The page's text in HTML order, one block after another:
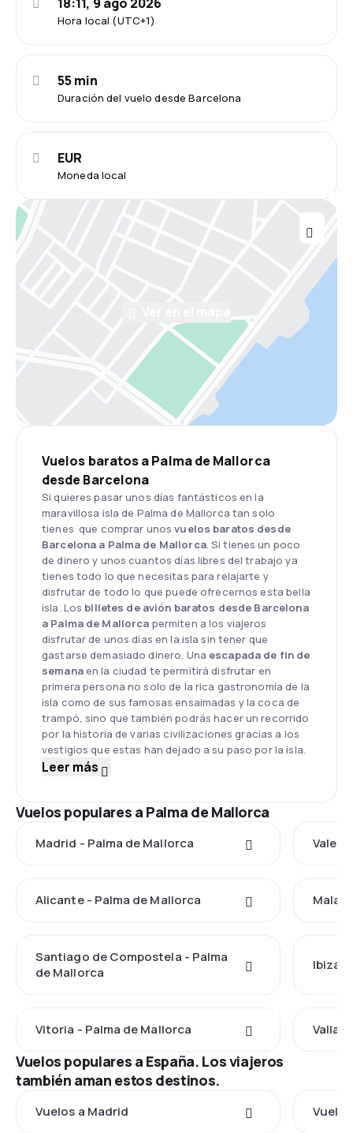
Hora local (UTC+1)
Duración del vuelo desde Barcelona
55 min
Moneda local
EUR
Vuelos baratos a Palma de Mallorca
desde Barcelona
Si quieres pasar unos días fantásticos en la
maravillosa isla de Palma de Mallorca tan solo
tienes que comprar unosvuelos baratos desde
Barcelona a Palma de Mallorca. Si tienes un poco
de dinero y unos cuantos días libres del trabajo ya
tienes todo lo que necesitas para relajarte y
disfrutar de todo lo que puede ofrecernos esta bella
isla. Los billetes de avión baratos desde Barcelona
a Palma de Mallorca permiten a los viajeros
disfrutar de unos días en la isla sin tener que
gastarse demasiado dinero. Una escapada de fin de
semanaen la ciudad te permitirá disfrutar en
primera persona no solo de la rica gastronomía de la
isla como de sus famosas ensaimadas y la coca de
trampó, sino que también podrás hacer un recorrido
por la historia de varias civilizaciones gracias a los
vestigios que estas han dejado a su paso por la isla.
Leer más
Vuelos populares a Palma de Mallorca
Madrid - Palma de Mallorca
Alicante - Palma de Mallorca
Santiago de Compostela - Palma
de Mallorca
Ibiza -
Vitoria - Palma de Mallorca
Vuelos populares a España. Los viajeros
también aman estos destinos.
Vuelos a Madrid